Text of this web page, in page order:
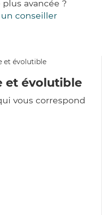
avancée ?
conseiller
et évolutible
vous correspond